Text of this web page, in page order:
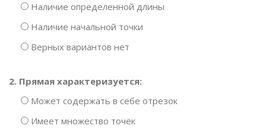
Наличие определенной длины
Наличие начальной точки
Верных вариантов нет
2. Прямая характеризуется:
Может содержать в себе отрезок
Имеет множество точек